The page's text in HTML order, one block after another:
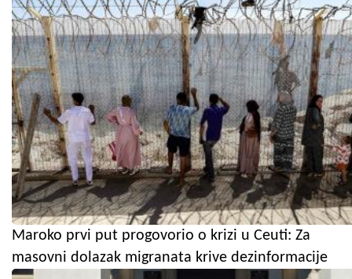
Maroko prvi put progovorio o krizi u Ceuti: Za
masovni dolazak migranata krive dezinformacije